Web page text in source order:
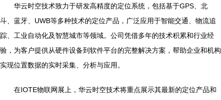
华云时空技术致力于研发高精度的定位系统，包括基于GPS、北
斗、蓝牙、UWB等多种技术的定位产品，广泛应用于智能交通、物流追
踪、工业自动化及智慧城市等领域。公司凭借多年的技术积累和行业经
验，为客户提供从硬件设备到软件平台的完整解决方案，帮助企业和机构
实现位置数据的实时采集、分析与应用。
在IOTE物联网展上，华云时空技术将重点展示其最新的定位产品和